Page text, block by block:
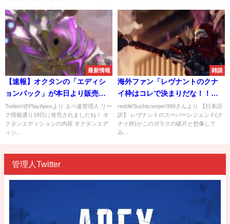
最新情報
【速報】オクタンの「エディシ
ョンパック」が本日より販売開
始！！オクタンメインはもちろ
ん買うよな！？
Twitter/@PlayApexより エペ速管理人 リー
ク情報通り19日に発売されましたね！ オ
クタンエディションの内容 オクタンエデ
ィシ...
雑談
海外ファン「レヴナントのクナ
イ枠はコレで決まりだな！！」
→ローバの復讐心を煽るなｗｗ
ｗ
reddit/Sushicreeper999さんより 【日本語
訳】 レヴナントのスーパーレジェンド(ク
ナイ枠)がこのガラスの破片と想像して
み...
管理人Twitter